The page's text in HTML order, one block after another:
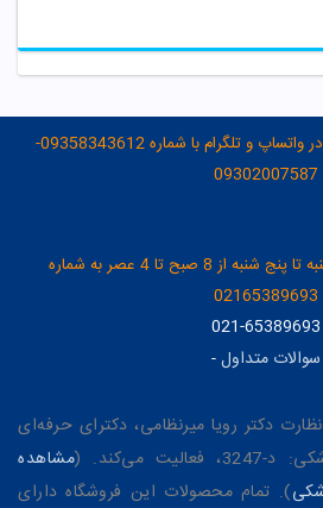
مشاوره رایگان بصورت چت در واتساپ و تلگرام با شماره 09358343612-
09302007587
تماس تلفنی در روزهای شنبه تا پنج شنبه از 8 صبح تا 4 عصر به شماره
02165389693
021-65389693
سوالات متداول-
دکتر رویا میرنظامی، دکترای حرفه‌ای
می‌کند. (
مشاهده
). تمام محصولات این فروشگاه دارای